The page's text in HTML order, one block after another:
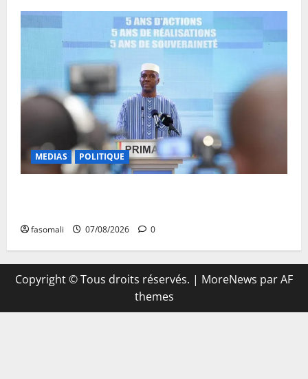
MEDIAS POLITIQUE
fasomali 07/08/2026 0
Copyright © Tous droits réservés. | MoreNews par AF
themes